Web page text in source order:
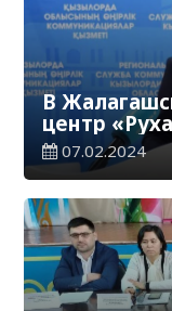
В
центр
07.02.2024